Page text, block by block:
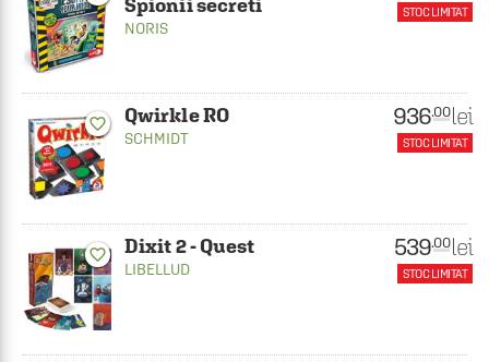
Spionii secreti
NORIS
STOC LIMITAT
favorite_border Qwirkle RO
SCHMIDT
936.00 lei
STOC LIMITAT
favorite_border Dixit 2 - Quest
LIBELLUD
539.00 lei
STOC LIMITAT